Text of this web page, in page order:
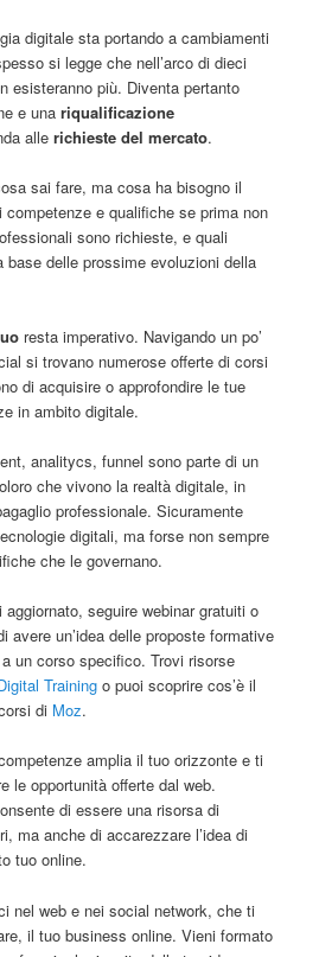
digitale sta portando a cambiamenti
si legge che nell’arco di dieci
esisteranno più. Diventa pertanto
e unariqualificazione
allerichieste del mercato.
sai fare, ma cosa ha bisogno il
competenze e qualifiche se prima non
sono richieste, e quali
base delle prossime evoluzioni della
resta imperativo. Navigando un po’
si trovano numerose offerte di corsi
di acquisire o approfondire le tue
in ambito digitale.
analitycs, funnel sono parte di un
che vivono la realtà digitale, in
professionale. Sicuramente
digitali, ma forse non sempre
che le governano.
seguire webinar gratuiti o
avere un’idea delle proposte formative
un corso specifico. Trovi risorse
Training o puoi scoprire cos’è il
di Moz.
amplia il tuo orizzonte e ti
le opportunità offerte dal web.
di essere una risorsa di
ma anche di accarezzare l’idea di
tuo online.
nel web e nei social network, che ti
il tuo business online. Vieni formato